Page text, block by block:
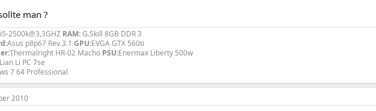
man ?
2500k@3,3GHZ RAM:G.Skill 8GB DDR 3
Asus p8p67 Rev.3.1 GPU:EVGA GTX 560ti
Thermalright HR-02 Macho PSU:Enermax Liberty 500w
Lian Li PC 7se
7 64 Professional
2010